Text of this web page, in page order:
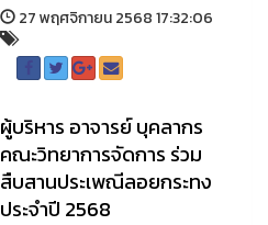
27 พฤศจิกายน 2568 17:32:06
ผู้บริหาร อาจารย์ บุคลากร
คณะวิทยาการจัดการ ร่วม
สืบสานประเพณีลอยกระทง
ประจำปี 2568